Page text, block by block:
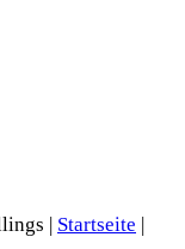
| Startseite |